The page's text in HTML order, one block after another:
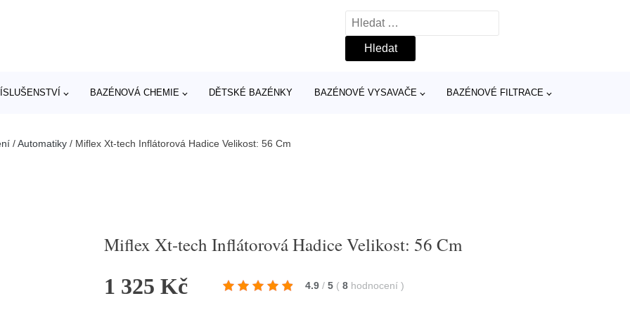
Vyhledávání
BAZÉNOVÁ CHEMIE DĚTSKÉ BAZÉNKY BAZÉNOVÉ VYSAVAČE BAZÉNOVÉ FILTRACE
/Automatiky / Miflex Xt-tech Inflátorová Hadice Velikost: 56 Cm
Miflex Xt-tech Inflátorová Hadice Velikost: 56 Cm
1 325 Kč 4.9 / 5 ( 8 hodnocení)